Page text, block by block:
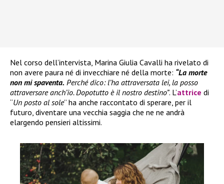
Nel corso dell’intervista, Marina Giulia Cavalli ha rivelato di
non avere paura né di invecchiare né della morte: “La morte
non mi spaventa. Perché dico: l’ha attraversata lei, la posso
attraversare anch’io. Dopotutto è il nostro destino”. L’attrice di
“Un posto al sole” ha anche raccontato di sperare, per il
futuro, diventare una vecchia saggia che ne ne andrà
elargendo pensieri altissimi.